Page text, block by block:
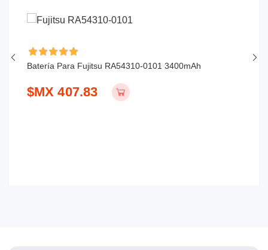
Batería Para Fujitsu RA54310-0101 3400mAh
$MX 407.83